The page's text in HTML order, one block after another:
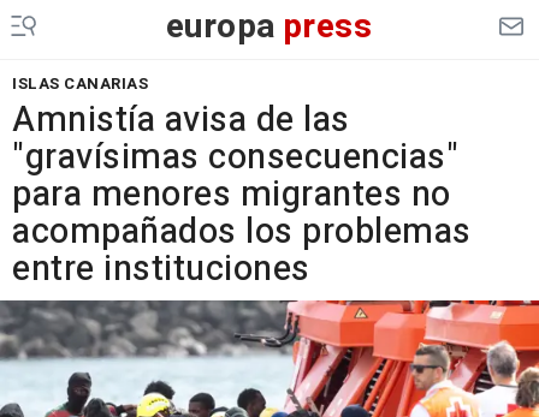
europa press
ISLAS CANARIAS
Amnistía avisa de las
"gravísimas consecuencias"
para menores migrantes no
acompañados los problemas
entre instituciones